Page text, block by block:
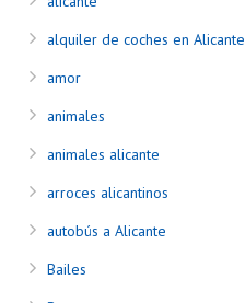
alquiler de coches en Alicante
amor
animales
animales alicante
arroces alicantinos
autobús a Alicante
Bailes